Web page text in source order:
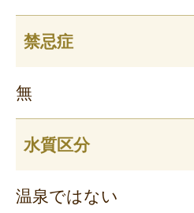
禁忌症
無
水質区分
温泉ではない